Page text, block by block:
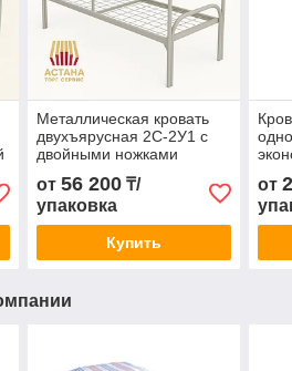
Металлическая кровать
двухъярусная 2С-2У1 с
двойными ножками
от 56 200₸/
упаковка
Купить
от